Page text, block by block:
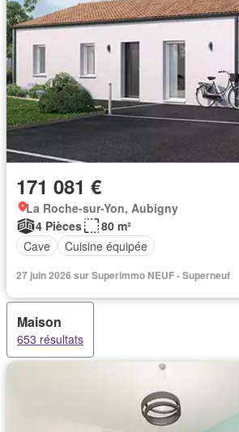
171 081 €
La Roche-sur-Yon, Aubigny
4 Pièces
80 m²
Cave
Cuisine équipée
27 juin 2026 sur Superimmo NEUF - Superneuf
Maison
653 résultats